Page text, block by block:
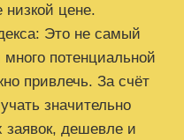
низкой цене.
Это не самый
потенциальной
привлечь. За счёт
значительно
дешевле и